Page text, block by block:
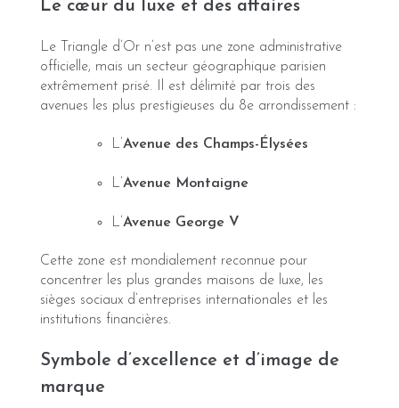
Le cœur du luxe et des affaires
Le Triangle d’Or n’est pas une zone administrative
officielle, mais un secteur géographique parisien
extrêmement prisé. Il est délimité par trois des
avenues les plus prestigieuses du 8e arrondissement :
L’ Avenue des Champs-Élysées
L’ Avenue Montaigne
L’ Avenue George V
Cette zone est mondialement reconnue pour
concentrer les plus grandes maisons de luxe, les
sièges sociaux d’entreprises internationales et les
institutions financières.
Symbole d’excellence et d’image de
marque